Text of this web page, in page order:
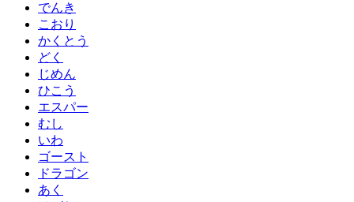
でんき
こおり
かくとう
どく
じめん
ひこう
エスパー
むし
いわ
ゴースト
ドラゴン
あく